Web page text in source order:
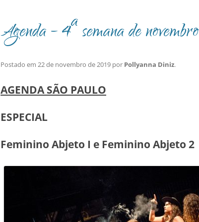
Agenda – 4ª semana de novembro
Postado em 22 de novembro de 2019 por Pollyanna Diniz.
AGENDA SÃO PAULO
ESPECIAL
Feminino Abjeto I e Feminino Abjeto 2